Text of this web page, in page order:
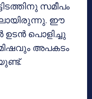
സമീപം
ഈ
ഉടന്‍ പൊളിച്ചു
അപകടം